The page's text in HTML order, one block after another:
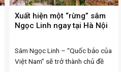
Xuất hiện một “rừng” sâm
Ngọc Linh ngay tại Hà Nội
Sâm Ngọc Linh – “Quốc bảo của
Việt Nam” sẽ trở thành chủ đề